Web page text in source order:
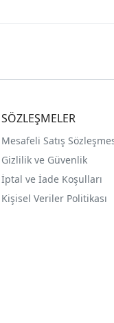
SÖZLEŞMELER
Mesafeli Satış
Gizlilik ve Güvenlik
İptal ve İade Koşulları
Kişisel Veriler Politikası